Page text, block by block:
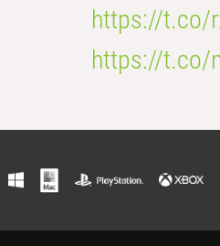
https://t.co/
https://t.co/